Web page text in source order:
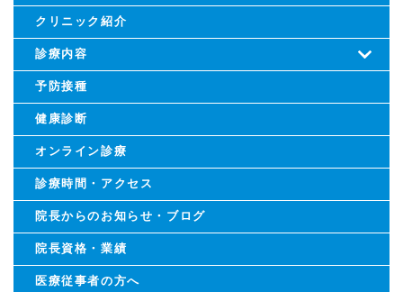
クリニック紹介
診療内容
予防接種
健康診断
オンライン診療
診療時間・アクセス
院長からのお知らせ・ブログ
院長資格・業績
医療従事者の方へ